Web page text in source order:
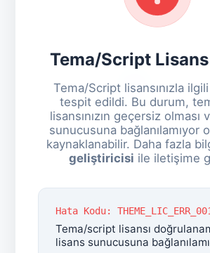
Tema/Script Lisans
Tema/Script lisansınızla
tespit edildi. Bu durum,
lisansınızın geçersiz olması
sunucusuna bağlanılamıyor
kaynaklanabilir. Daha fazla
geliştiricisi ile iletişime
Hata Kodu:
Tema/script lisansı
lisans sunucusuna